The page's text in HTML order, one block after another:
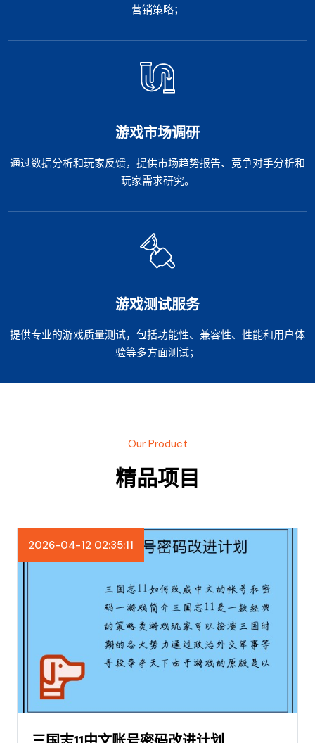
营销策略；
游戏市场调研
通过数据分析和玩家反馈，提供市场趋势报告、竞争对手分析和
玩家需求研究。
游戏测试服务
提供专业的游戏质量测试，包括功能性、兼容性、性能和用户体
验等多方面测试；
Our Product
精品项目
2026-04-12 02:35:11